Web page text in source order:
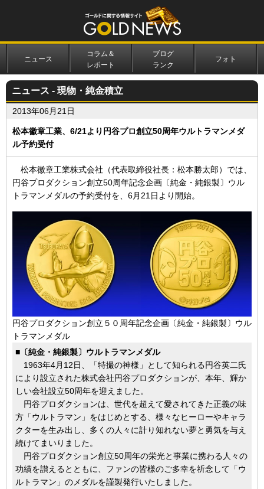
ニュース
コラム＆
レポート
ブログ
ランク
フォト
ニュース - 現物・純金積立
2013年06月21日
松本徽章工業、6/21より円谷プロ創立50周年ウルトラマンメダ
ル予約受付
松本徽章工業株式会社（代表取締役社長：松本勝太郎）では、
円谷プロダクション創立50周年記念企画〔純金・純銀製〕ウル
トラマンメダルの予約受付を、6月21日より開始。
円谷プロダクション創立５０周年記念企画〔純金・純銀製〕ウル
トラマンメダル
■〔純金・純銀製〕ウルトラマンメダル
1963年4月12日、「特撮の神様」として知られる円谷英二氏
により設立された株式会社円谷プロダクションが、本年、輝か
しい会社設立50周年を迎えました。
円谷プロダクションは、世代を超えて愛されてきた正義の味
方「ウルトラマン」をはじめとする、様々なヒーローやキャラ
クターを生み出し、多くの人々に計り知れない夢と勇気を与え
続けてまいりました。
円谷プロダクション創立50周年の栄光と事業に携わる人々の
功績を讃えるとともに、ファンの皆様のご多幸を祈念して「ウ
ルトラマン」のメダルを謹製発行いたしました。